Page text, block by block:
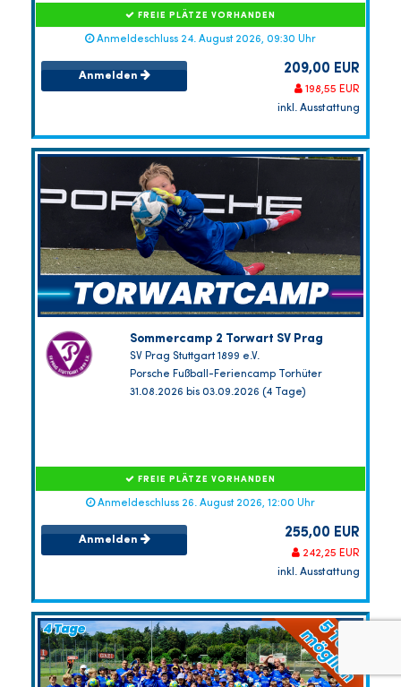
FREIE PLÄTZE VORHANDEN
Anmeldeschluss 24. August 2026, 09:30 Uhr
Anmelden 209,00 EUR
198,55 EUR
inkl. Ausstattung
Sommercamp 2 Torwart SV Prag
SV Prag Stuttgart 1899 e.V.
Porsche Fußball-Feriencamp Torhüter
31.08.2026 bis 03.09.2026 (4 Tage)
FREIE PLÄTZE VORHANDEN
Anmeldeschluss 26. August 2026, 12:00 Uhr
Anmelden 255,00 EUR
242,25 EUR
inkl. Ausstattung